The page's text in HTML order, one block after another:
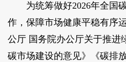
为统筹做好2026年全国碳
作，保障市场健康平稳有序
公厅 国务院办公厅关于推进
碳市场建设的意见》《碳排